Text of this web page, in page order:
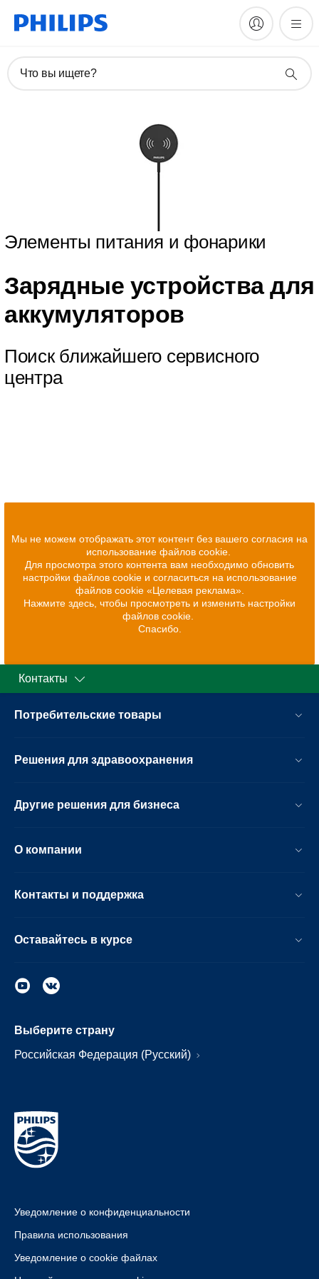
Что вы ищете?
Элементы питания и фонарики
Зарядные устройства для
аккумуляторов
Поиск ближайшего сервисного
центра
Мы не можем отображать этот контент без вашего согласия на
использование файлов cookie.
Для просмотра этого контента вам необходимо обновить
настройки файлов cookie и согласиться на использование
файлов cookie «Целевая реклама».
Нажмите здесь, чтобы просмотреть и изменить настройки
файлов cookie.
Спасибо.
Контакты
Потребительские товары
Решения для здравоохранения
Другие решения для бизнеса
О компании
Контакты и поддержка
Оставайтесь в курсе
Выберите страну
Российская Федерация (Русский)
Уведомление о конфиденциальности
Правила использования
Уведомление о cookie файлах